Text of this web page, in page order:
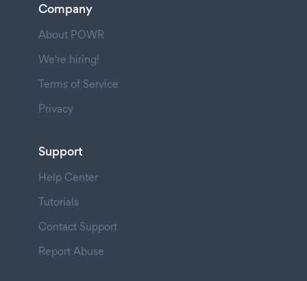
Company
About POWR
We're hiring!
Terms of Service
Privacy
Support
Help Center
Tutorials
Contact Support
Report Abuse